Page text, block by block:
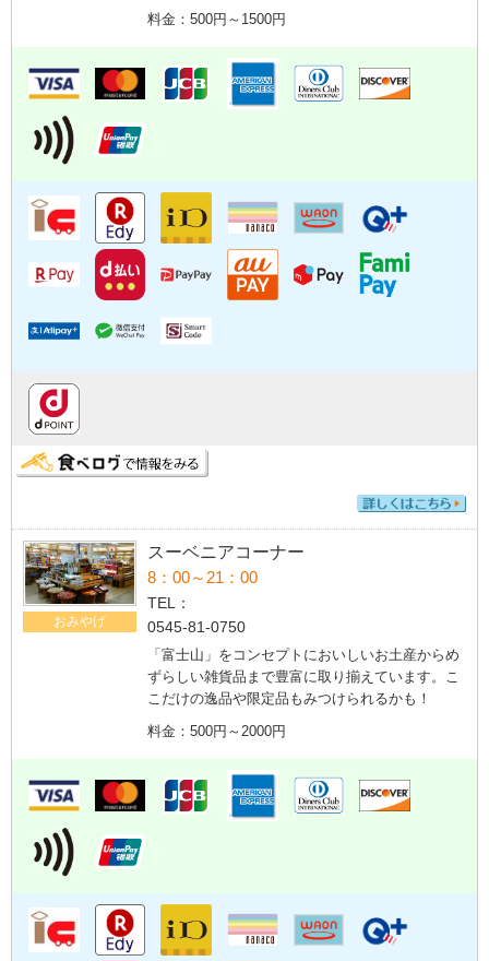
料金：500円～1500円
おみやげ
スーベニアコーナー
8：00～21：00
TEL：
0545-81-0750
「富士山」をコンセプトにおいしいお土産からめ
ずらしい雑貨品まで豊富に取り揃えています。こ
こだけの逸品や限定品もみつけられるかも！
料金：500円～2000円